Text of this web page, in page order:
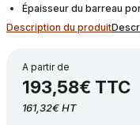
Épaisseur du barreau
Description du produit
A partir de
193,58€ TTC
161,32€ HT